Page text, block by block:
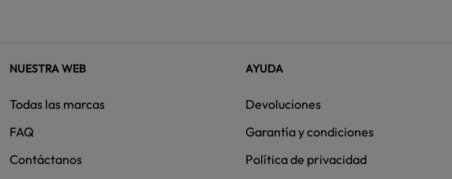
NUESTRA WEB
Todas las marcas
FAQ
Contáctanos
AYUDA
Devoluciones
Garantía y condiciones
Política de privacidad